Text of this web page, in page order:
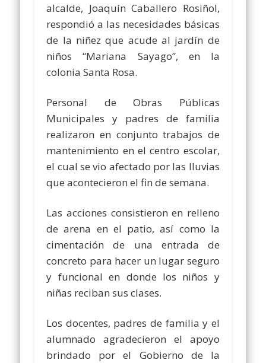
alcalde, Joaquín Caballero Rosiñol,
respondió a las necesidades básicas
de la niñez que acude al jardín de
niños “Mariana Sayago”, en la
colonia Santa Rosa.
Personal de Obras Públicas
Municipales y padres de familia
realizaron en conjunto trabajos de
mantenimiento en el centro escolar,
el cual se vio afectado por las lluvias
que acontecieron el fin de semana.
Las acciones consistieron en relleno
de arena en el patio, así como la
cimentación de una entrada de
concreto para hacer un lugar seguro
y funcional en donde los niños y
niñas reciban sus clases.
Los docentes, padres de familia y el
alumnado agradecieron el apoyo
brindado por el Gobierno de la